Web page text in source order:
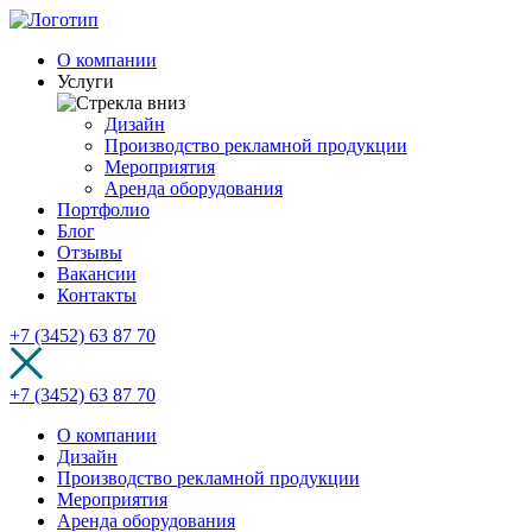
О компании
Услуги
Дизайн
Производство рекламной продукции
Мероприятия
Аренда оборудования
Портфолио
Блог
Отзывы
Вакансии
Контакты
+7 (3452) 63 87 70
+7 (3452) 63 87 70
О компании
Дизайн
Производство рекламной продукции
Мероприятия
Аренда оборудования